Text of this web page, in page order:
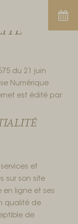
du 21 juin
Numérique
est édité par
et
sur son site
en ligne et ses
qualité de
de